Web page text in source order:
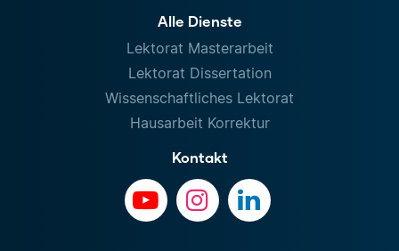
Alle Dienste
Lektorat Masterarbeit
Lektorat Dissertation
Wissenschaftliches Lektorat
Hausarbeit Korrektur
Kontakt